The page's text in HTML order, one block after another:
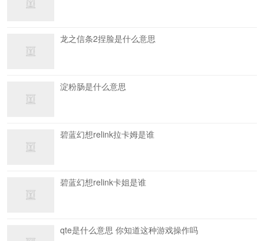
龙之信条2捏脸是什么意思
淀粉肠是什么意思
碧蓝幻想relink拉卡姆是谁
碧蓝幻想relink卡姐是谁
qte是什么意思 你知道这种游戏操作吗